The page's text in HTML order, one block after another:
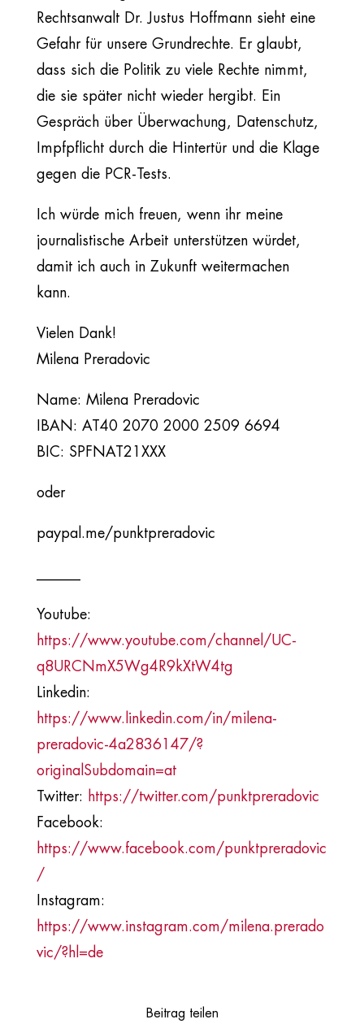
Rechtsanwalt Dr. Justus Hoffmann sieht eine
Gefahr für unsere Grundrechte. Er glaubt,
dass sich die Politik zu viele Rechte nimmt,
die sie später nicht wieder hergibt. Ein
Gespräch über Überwachung, Datenschutz,
Impfpflicht durch die Hintertür und die Klage
gegen die PCR-Tests.
Ich würde mich freuen, wenn ihr meine
journalistische Arbeit unterstützen würdet,
damit ich auch in Zukunft weitermachen
kann.
Vielen Dank!
Milena Preradovic
Name: Milena Preradovic
IBAN: AT40 2070 2000 2509 6694
BIC: SPFNAT21XXX
oder
paypal.me/punktpreradovic
Youtube:
https://www.youtube.com/channel/UC-
q8URCNmX5Wg4R9kXtW4tg
Linkedin:
https://www.linkedin.com/in/milena-
preradovic-4a2836147/?
originalSubdomain=at
Twitter:
https://twitter.com/punktpreradovic
Facebook:
https://www.facebook.com/punktpreradovic
/
Instagram:
https://www.instagram.com/milena.prerado
vic/?hl=de
Beitrag teilen